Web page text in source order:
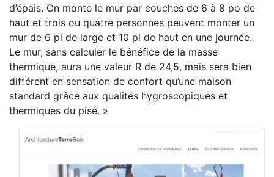
d’épais. On monte le mur par couches de 6 à 8 po de
haut et trois ou quatre personnes peuvent monter un
mur de 6 pi de large et 10 pi de haut en une journée.
Le mur, sans calculer le bénéfice de la masse
thermique, aura une valeur R de 24,5, mais sera bien
différent en sensation de confort qu’une maison
standard grâce aux qualités hygroscopiques et
thermiques du pisé. »